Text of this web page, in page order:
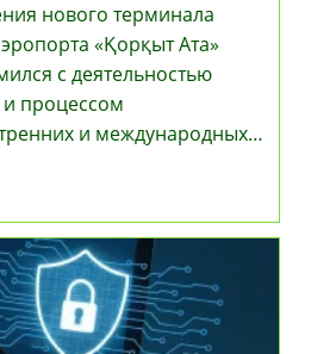
нового терминала
«Қорқыт Ата»
с деятельностью
процессом
и международных…